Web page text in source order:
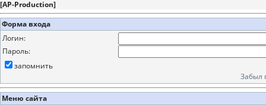
[AP-Production]
Форма входа
Логин:
Пароль:
запомнить
Забыл
Меню сайта